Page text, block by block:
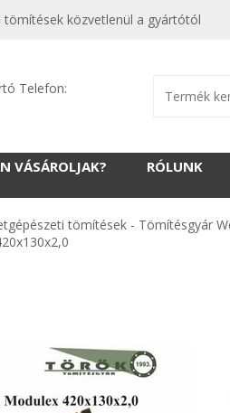
tömítések közvetlenül a gyártótól
Telefon:
VÁSÁROLJAK? RÓLUNK
tömítések - Tömítésgyár